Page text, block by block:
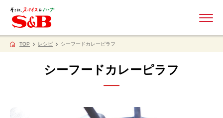
TOP レシピ シーフードカレーピラフ
シーフードカレーピラフ